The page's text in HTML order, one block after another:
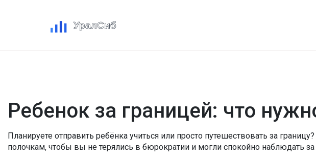
Ребенок за границей: что
Планируете отправить ребёнка учиться или просто путешествовать за
полочкам, чтобы вы не терялись в бюрократии и могли спокойно наблюдать за